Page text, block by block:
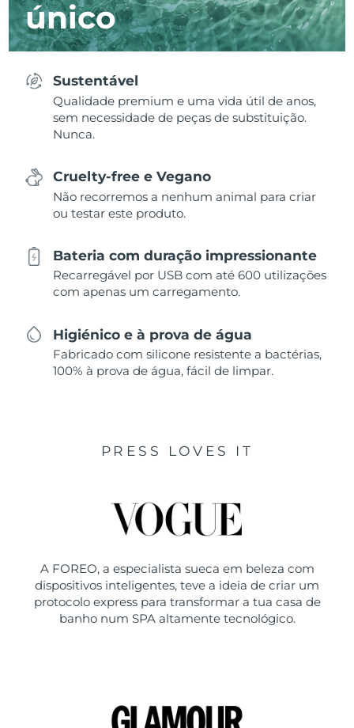
único
Sustentável
Qualidade premium e uma vida útil de anos,
sem necessidade de peças de substituição.
Nunca.
Cruelty-free e Vegano
Não recorremos a nenhum animal para criar
ou testar este produto.
Bateria com duração impressionante
Recarregável por USB com até 600 utilizações
com apenas um carregamento.
Higiénico e à prova de água
Fabricado com silicone resistente a bactérias,
100% à prova de água, fácil de limpar.
PRESS LOVES IT
A FOREO, a especialista sueca em beleza com
dispositivos inteligentes, teve a ideia de criar um
protocolo express para transformar a tua casa de
banho num SPA altamente tecnológico.